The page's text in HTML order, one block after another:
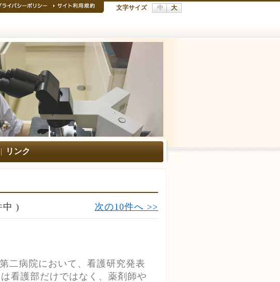
文字サイズ 中 大
| リンク
次の10件へ >>
中 )
二病院において、看護研究発表
看護部だけではなく、薬剤師や